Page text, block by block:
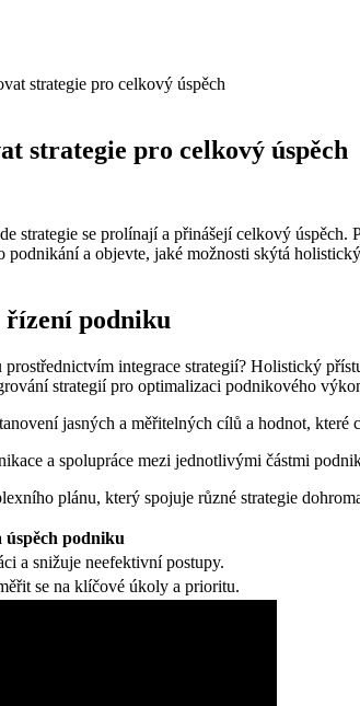
strategie pro celkový úspěch
strategie pro celkový úspěch
strategie se prolínají a přinášejí celkový
podnikání a objevte, jaké možnosti skýtá
podniku
integrace strategií? Holistický
strategií pro optimalizaci podnikového
jasných a měřitelných cílů a hodnot,
a spolupráce mezi jednotlivými částmi
plánu, který spojuje různé strategie
úspěch podniku
a snižuje neefektivní postupy.
se na klíčové úkoly a prioritu.